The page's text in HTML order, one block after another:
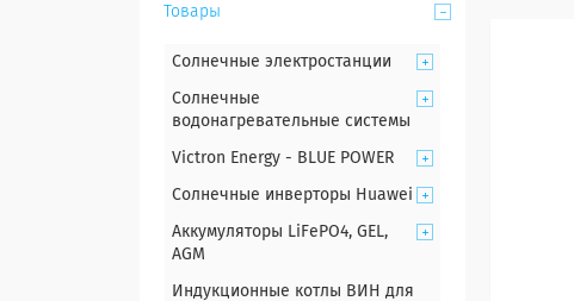
Товары
Солнечные электростанции
Солнечные
водонагревательные системы
Victron Energy - BLUE POWER
Солнечные инверторы Huawei
Аккумуляторы LiFePO4, GEL,
AGM
Индукционные котлы ВИН для